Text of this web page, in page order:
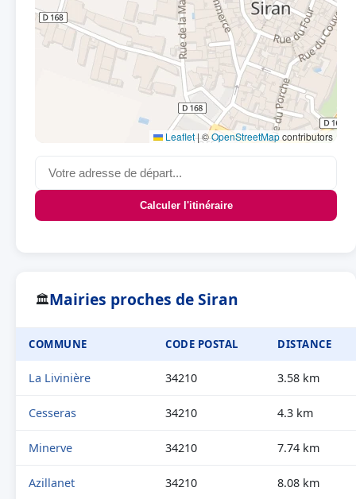
Leaflet|©OpenStreetMapcontributors
Calculer l'itinéraire
🏛Mairies proches de Siran
COMMUNE CODE POSTAL DISTANCE
La Livinière 34210 3.58 km
Cesseras 34210 4.3 km
Minerve 34210 7.74 km
Azillanet 34210 8.08 km